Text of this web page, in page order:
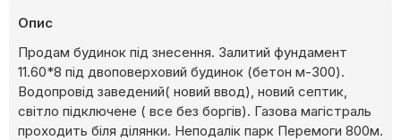
Опис
Продам будинок під знесення. Залитий фундамент
11.60*8 під двоповерховий будинок (бетон м-300).
Водопровід заведений( новий ввод), новий септик,
світло підключене ( все без боргів). Газова магістраль
проходить біля ділянки. Неподалік парк Перемоги 800м.